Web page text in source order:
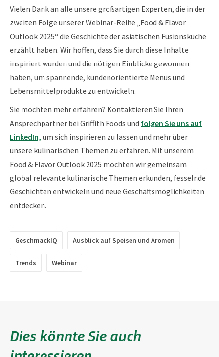
Vielen Dank an alle unsere großartigen Experten, die in der
zweiten Folge unserer Webinar-Reihe „Food & Flavor
Outlook 2025“ die Geschichte der asiatischen Fusionsküche
erzählt haben. Wir hoffen, dass Sie durch diese Inhalte
inspiriert wurden und die nötigen Einblicke gewonnen
haben, um spannende, kundenorientierte Menüs und
Lebensmittelprodukte zu entwickeln.
Sie möchten mehr erfahren? Kontaktieren Sie Ihren
Ansprechpartner bei Griffith Foods und folgen Sie uns auf
LinkedIn, um sich inspirieren zu lassen und mehr über
unsere kulinarischen Themen zu erfahren. Mit unserem
Food & Flavor Outlook 2025 möchten wir gemeinsam
global relevante kulinarische Themen erkunden, fesselnde
Geschichten entwickeln und neue Geschäftsmöglichkeiten
entdecken.
GeschmackIQ Ausblick auf Speisen und Aromen
Trends Webinar
Dies könnte Sie auch